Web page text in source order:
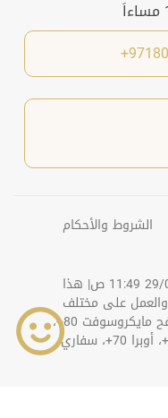
الشروط والأحكام
ص | هذا
والعمل على مختلف
أحجام الشاشات. متوافق مع متصفح مايكروسوفت 80+،
جوجل كروم 80+، فايرفوكس 80+، أوبرا 70+، سفاري